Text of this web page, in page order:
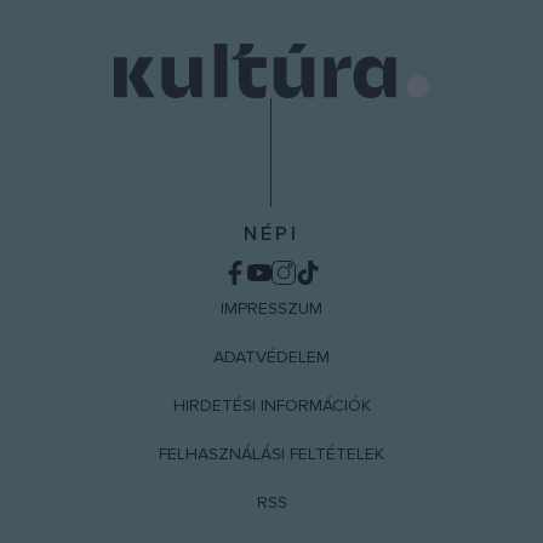
NÉPI
IMPRESSZUM
ADATVÉDELEM
HIRDETÉSI INFORMÁCIÓK
FELHASZNÁLÁSI FELTÉTELEK
RSS